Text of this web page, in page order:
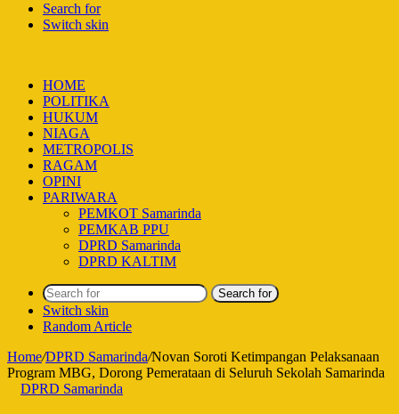
Search for
Switch skin
HOME
POLITIKA
HUKUM
NIAGA
METROPOLIS
RAGAM
OPINI
PARIWARA
PEMKOT Samarinda
PEMKAB PPU
DPRD Samarinda
DPRD KALTIM
Search for
Switch skin
Random Article
Home/DPRD Samarinda/Novan Soroti Ketimpangan Pelaksanaan
Program MBG, Dorong Pemerataan di Seluruh Sekolah Samarinda
DPRD Samarinda